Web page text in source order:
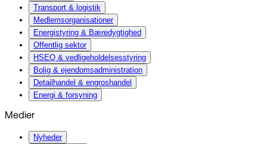
Transport & logistik
Medlemsorganisationer
Energistyring & Bæredygtighed
Offentlig sektor
HSEQ & vedligeholdelsesstyring
Bolig & ejendomsadministration
Detailhandel & engroshandel
Energi & forsyning
Medier
Nyheder